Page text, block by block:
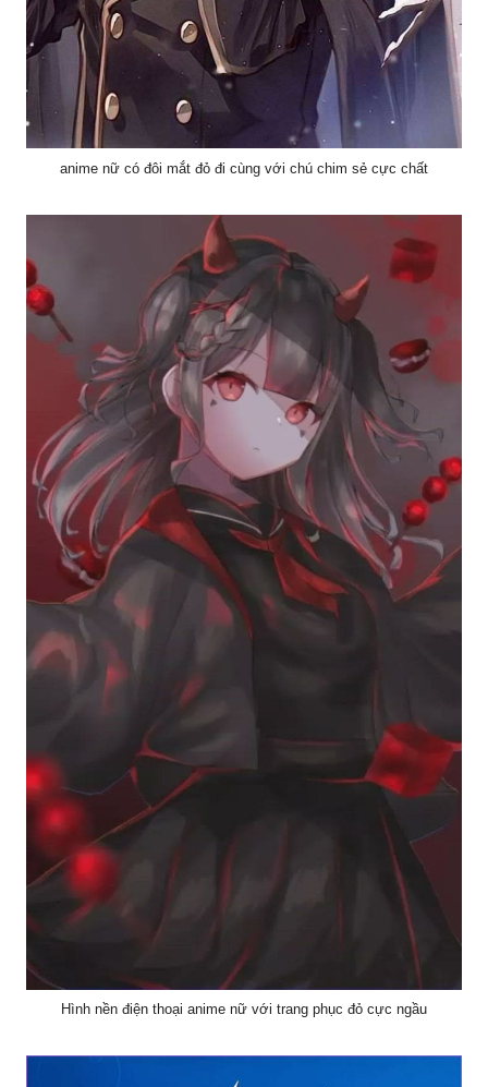
anime nữ có đôi mắt đỏ đi cùng với chú chim sẻ cực chất
Hình nền điện thoại anime nữ với trang phục đỏ cực ngầu